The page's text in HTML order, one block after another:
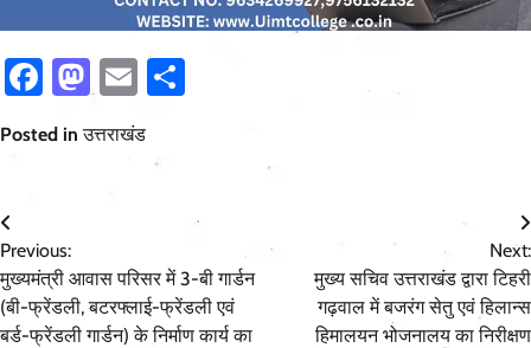
Facebook
Mastodon
Email
Posted inउत्तराखंड
Post
navigation
Previous:
मुख्यमंत्री आवास परिसर में 3-बी गार्डन
(बी-फ्रेंडली, बटरफ्लाई-फ्रेंडली एवं
बर्ड-फ्रेंडली गार्डन) के निर्माण कार्य का
Next:
मुख्य सचिव उत्तराखंड द्वारा टिहरी
गढ़वाल में बजरंग सेतु एवं हिलान्स
हिमालयन भोजनालय का निरीक्षण